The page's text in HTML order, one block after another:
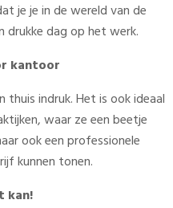
je je in de wereld van de
dag op het werk.
kantoor
indruk. Het is ook ideaal
waar ze een beetje
ook een professionele
kunnen tonen.
kan!